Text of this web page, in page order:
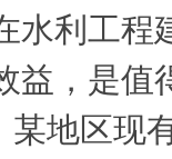
水利工程
益，是值
某地区现